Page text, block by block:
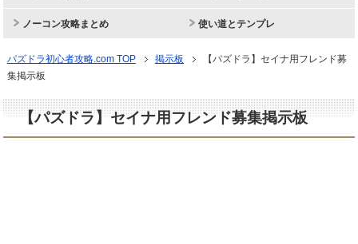
ノーコン攻略まとめ 使い道とテンプレ
パズドラ初心者攻略.com TOP 掲示板
【パズドラ】セイナ用フレンド募
集掲示板
【パズドラ】セイナ用フレンド募集掲示板